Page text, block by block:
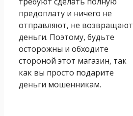
предоплату и ничего не
отправляют, не возвращают
деньги. Поэтому, будьте
осторожны и обходите
стороной этот магазин, так
как вы просто подарите
деньги мошенникам.